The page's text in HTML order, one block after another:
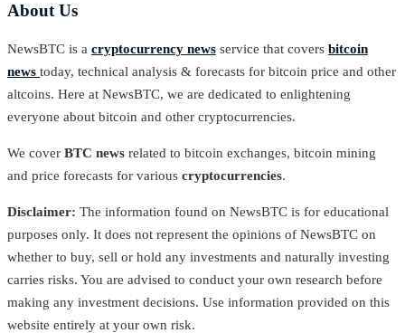
About Us
NewsBTC is a cryptocurrency news service that covers bitcoin
news today, technical analysis & forecasts for bitcoin price and other
altcoins. Here at NewsBTC, we are dedicated to enlightening
everyone about bitcoin and other cryptocurrencies.
We cover BTC news related to bitcoin exchanges, bitcoin mining
and price forecasts for various cryptocurrencies.
Disclaimer: The information found on NewsBTC is for educational
purposes only. It does not represent the opinions of NewsBTC on
whether to buy, sell or hold any investments and naturally investing
carries risks. You are advised to conduct your own research before
making any investment decisions. Use information provided on this
website entirely at your own risk.